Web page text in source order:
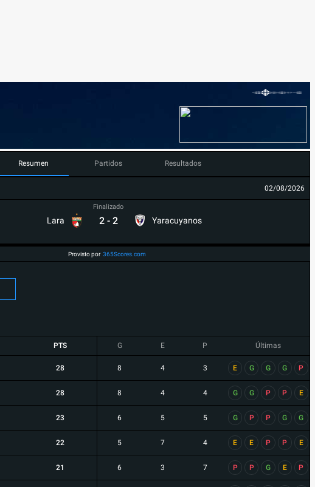
Resumen Partidos Resultados
02/08/2026
Lara
Finalizado
2 - 2 Yaracuyanos
Provisto por 365Scores.com
PTS G E P Últimas
28 8 4 3 E G G G P
28 8 4 4 G G P P E
23 6 5 5 G P P G G
22 5 7 4 E E P P E
21 6 3 7 P P G E P